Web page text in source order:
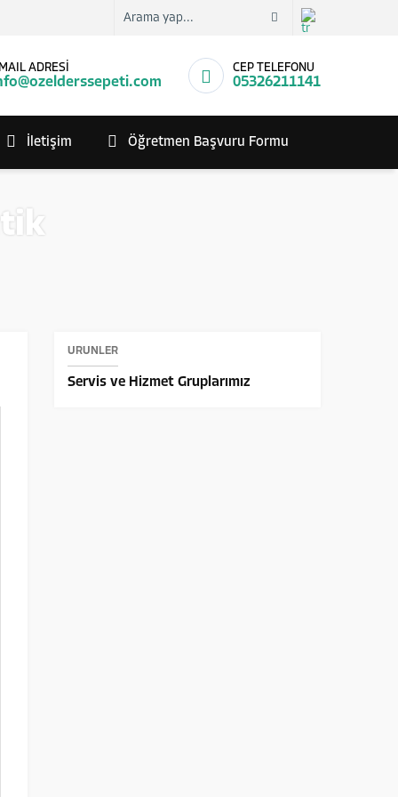
ADRESİ CEP TELEFONU
05326211141
İletişim Öğretmen Başvuru Formu
ÜRÜNLER
Servis ve Hizmet Gruplarımız